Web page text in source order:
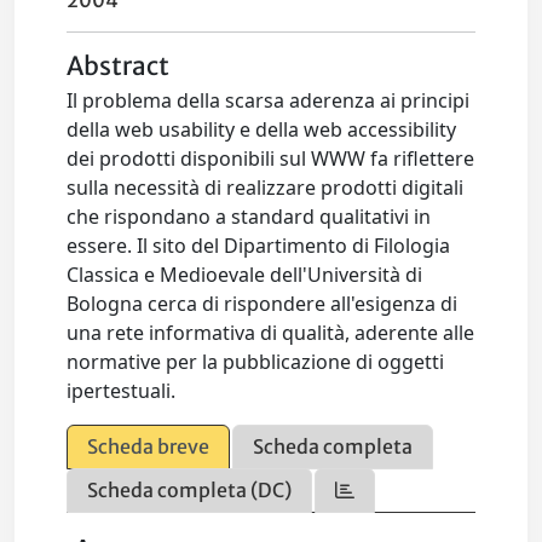
Abstract
Il problema della scarsa aderenza ai principi
della web usability e della web accessibility
dei prodotti disponibili sul WWW fa riflettere
sulla necessità di realizzare prodotti digitali
che rispondano a standard qualitativi in
essere. Il sito del Dipartimento di Filologia
Classica e Medioevale dell'Università di
Bologna cerca di rispondere all'esigenza di
una rete informativa di qualità, aderente alle
normative per la pubblicazione di oggetti
ipertestuali.
Scheda breve
Scheda completa
Scheda completa (DC)